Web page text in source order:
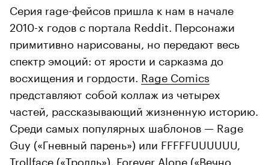
Серия rage-фейсов пришла к нам в начале
2010-х годов с портала Reddit. Персонажи
примитивно нарисованы, но передают весь
спектр эмоций: от ярости и сарказма до
восхищения и гордости. Rage Comics
представляют собой коллаж из четырех
частей, рассказывающий жизненную историю.
Среди самых популярных шаблонов — Rage
Guy («Гневный парень») или FFFFFUUUUUU,
Trollface («Тролль»), Forever Alone («Вечно